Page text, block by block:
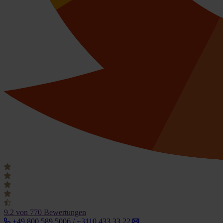
9.2 von 770 Bewertungen
+49 800 589 5006 / +3110 433 33 22